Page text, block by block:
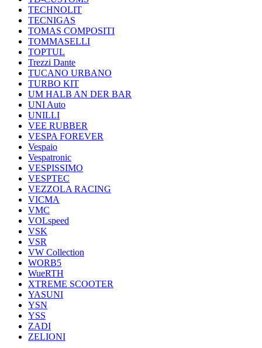
TECHNOLIT
TECNIGAS
TOMAS COMPOSITI
TOMMASELLI
TOPTUL
Trezzi Dante
TUCANO URBANO
TURBO KIT
UM HALB AN DER BAR
UNI Auto
UNILLI
VEE RUBBER
VESPA FOREVER
Vespaio
Vespatronic
VESPISSIMO
VESPTEC
VEZZOLA RACING
VICMA
VMC
VOLspeed
VSK
VSR
VW Collection
WORB5
WueRTH
XTREME SCOOTER
YASUNI
YSN
YSS
ZADI
ZELIONI